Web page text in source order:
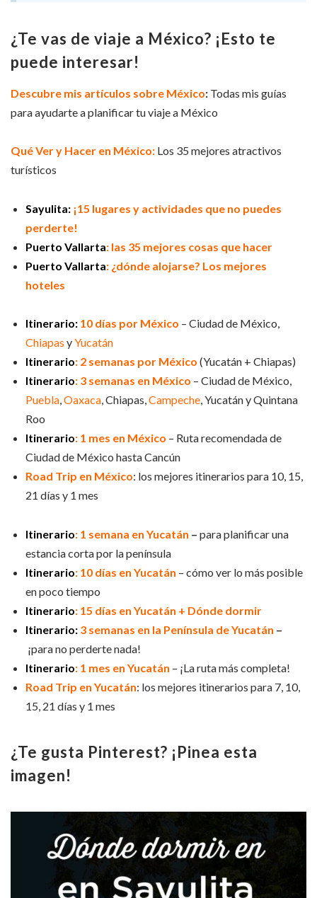
¿Te vas de viaje a México? ¡Esto te
puede interesar!
Descubre mis artículos sobre México: Todas mis guías
para ayudarte a planificar tu viaje a México
Qué Ver y Hacer en México: Los 35 mejores atractivos
turísticos
Sayulita: ¡15 lugares y actividades que no puedes
perderte!
Puerto Vallarta: las 35 mejores cosas que hacer
Puerto Vallarta: ¿dónde alojarse? Los mejores
hoteles
Itinerario: 10 días por México – Ciudad de México,
Chiapas yYucatán
Itinerario: 2 semanas por México (Yucatán + Chiapas)
Itinerario: 3 semanas en México – Ciudad de México,
Puebla,Oaxaca, Chiapas,Campeche, Yucatán y Quintana
Roo
Itinerario: 1 mes en México – Ruta recomendada de
Ciudad de México hasta Cancún
Road Trip en México: los mejores itinerarios para 10, 15,
21 días y 1 mes
Itinerario: 1 semana en Yucatán – para planificar una
estancia corta por la península
Itinerario: 10 días en Yucatán – cómo ver lo más posible
en poco tiempo
Itinerario: 15 días en Yucatán + Dónde dormir
Itinerario: 3 semanas en la Península de Yucatán –
¡para no perderte nada!
Itinerario: 1 mes en Yucatán – ¡La ruta más completa!
Road Trip en Yucatán: los mejores itinerarios para 7, 10,
15, 21 días y 1 mes
¿Te gusta Pinterest? ¡Pinea esta
imagen!